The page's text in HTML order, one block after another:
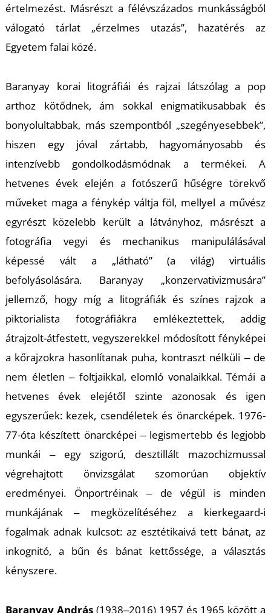
értelmezést. Másrészt a félévszázados munkásságból
válogató tárlat „érzelmes utazás”, hazatérés az
Egyetem falai közé.
Baranyay korai litográfiái és rajzai látszólag a pop
arthoz kötődnek, ám sokkal enigmatikusabbak és
bonyolultabbak, más szempontból „szegényesebbek”,
hiszen egy jóval zártabb, hagyományosabb és
intenzívebb gondolkodásmódnak a termékei. A
hetvenes évek elején a fotószerű hűségre törekvő
műveket maga a fénykép váltja föl, mellyel a művész
egyrészt közelebb került a látványhoz, másrészt a
fotográfia vegyi és mechanikus manipulálásával
képessé vált a „látható” (a világ) virtuális
befolyásolására. Baranyay „konzervativizmusára”
jellemző, hogy míg a litográfiák és színes rajzok a
piktorialista fotográfiákra emlékeztettek, addig
átrajzolt-átfestett, vegyszerekkel módosított fényképei
a kőrajzokra hasonlítanak puha, kontraszt nélküli ‒ de
nem életlen ‒ foltjaikkal, elomló vonalaikkal. Témái a
hetvenes évek elejétől szinte azonosak és igen
egyszerűek: kezek, csendéletek és önarcképek. 1976-
77-óta készített önarcképei ‒ legismertebb és legjobb
munkái ‒ egy szigorú, desztillált mazochizmussal
végrehajtott önvizsgálat szomorúan objektív
eredményei. Önportréinak ‒ de végül is minden
munkájának ‒ megközelítéséhez a kierkegaard-i
fogalmak adnak kulcsot: az esztétikaivá tett bánat, az
inkognitó, a bűn és bánat kettőssége, a választás
kényszere.
Baranyay András(1938‒2016) 1957 és 1965 között a